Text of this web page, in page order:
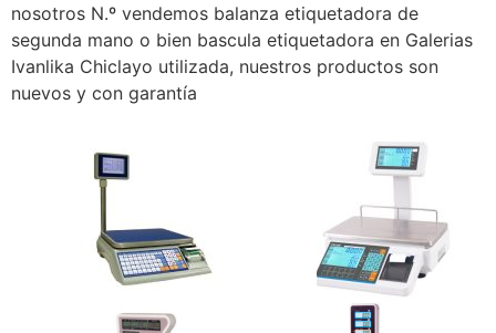
nosotros N.º vendemos balanza etiquetadora de
segunda mano o bien bascula etiquetadora en Galerias
Ivanlika Chiclayo utilizada, nuestros productos son
nuevos y con garantía